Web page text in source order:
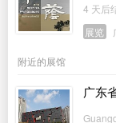
4 天后
展览
附近的展馆
广东